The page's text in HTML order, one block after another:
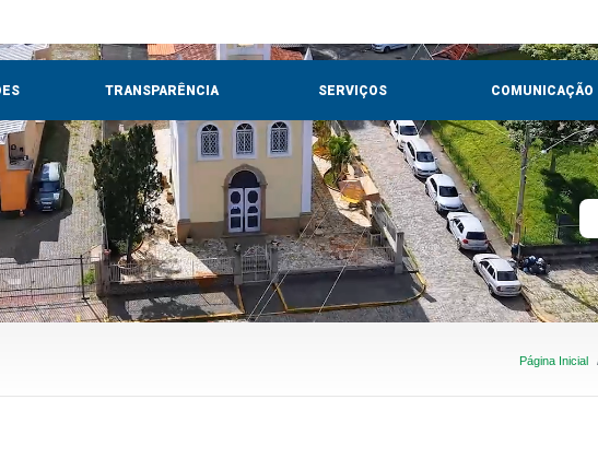
TRANSPARÊNCIA SERVIÇOS COMUNICAÇÃO
Página Inicial